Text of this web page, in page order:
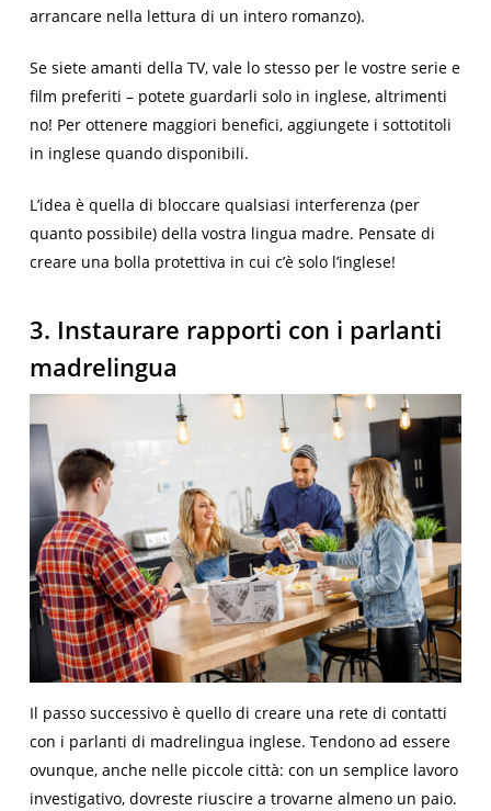
arrancare nella lettura di un intero romanzo).
Se siete amanti della TV, vale lo stesso per le vostre serie e
film preferiti – potete guardarli solo in inglese, altrimenti
no! Per ottenere maggiori benefici, aggiungete i sottotitoli
in inglese quando disponibili.
L’idea è quella di bloccare qualsiasi interferenza (per
quanto possibile) della vostra lingua madre. Pensate di
creare una bolla protettiva in cui c’è solo l’inglese!
3. Instaurare rapporti con i parlanti
madrelingua
Il passo successivo è quello di creare una rete di contatti
con i parlanti di madrelingua inglese. Tendono ad essere
ovunque, anche nelle piccole città: con un semplice lavoro
investigativo, dovreste riuscire a trovarne almeno un paio.